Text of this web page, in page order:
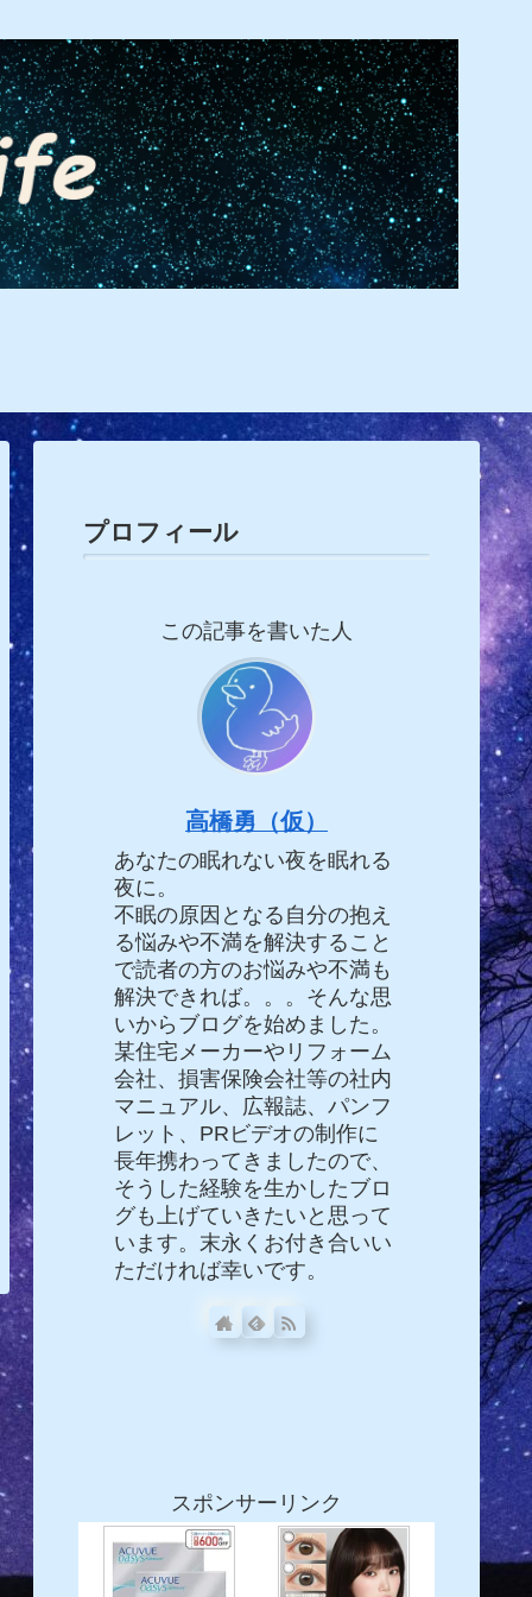
プロフィール
この記事を書いた人
高橋勇（仮）
あなたの眠れない夜を眠れる
夜に。
不眠の原因となる自分の抱え
る悩みや不満を解決すること
で読者の方のお悩みや不満も
解決できれば。。。そんな思
いからブログを始めました。
某住宅メーカーやリフォーム
会社、損害保険会社等の社内
マニュアル、広報誌、パンフ
レット、PRビデオの制作に
長年携わってきましたので、
そうした経験を生かしたブロ
グも上げていきたいと思って
います。末永くお付き合いい
ただければ幸いです。
スポンサーリンク